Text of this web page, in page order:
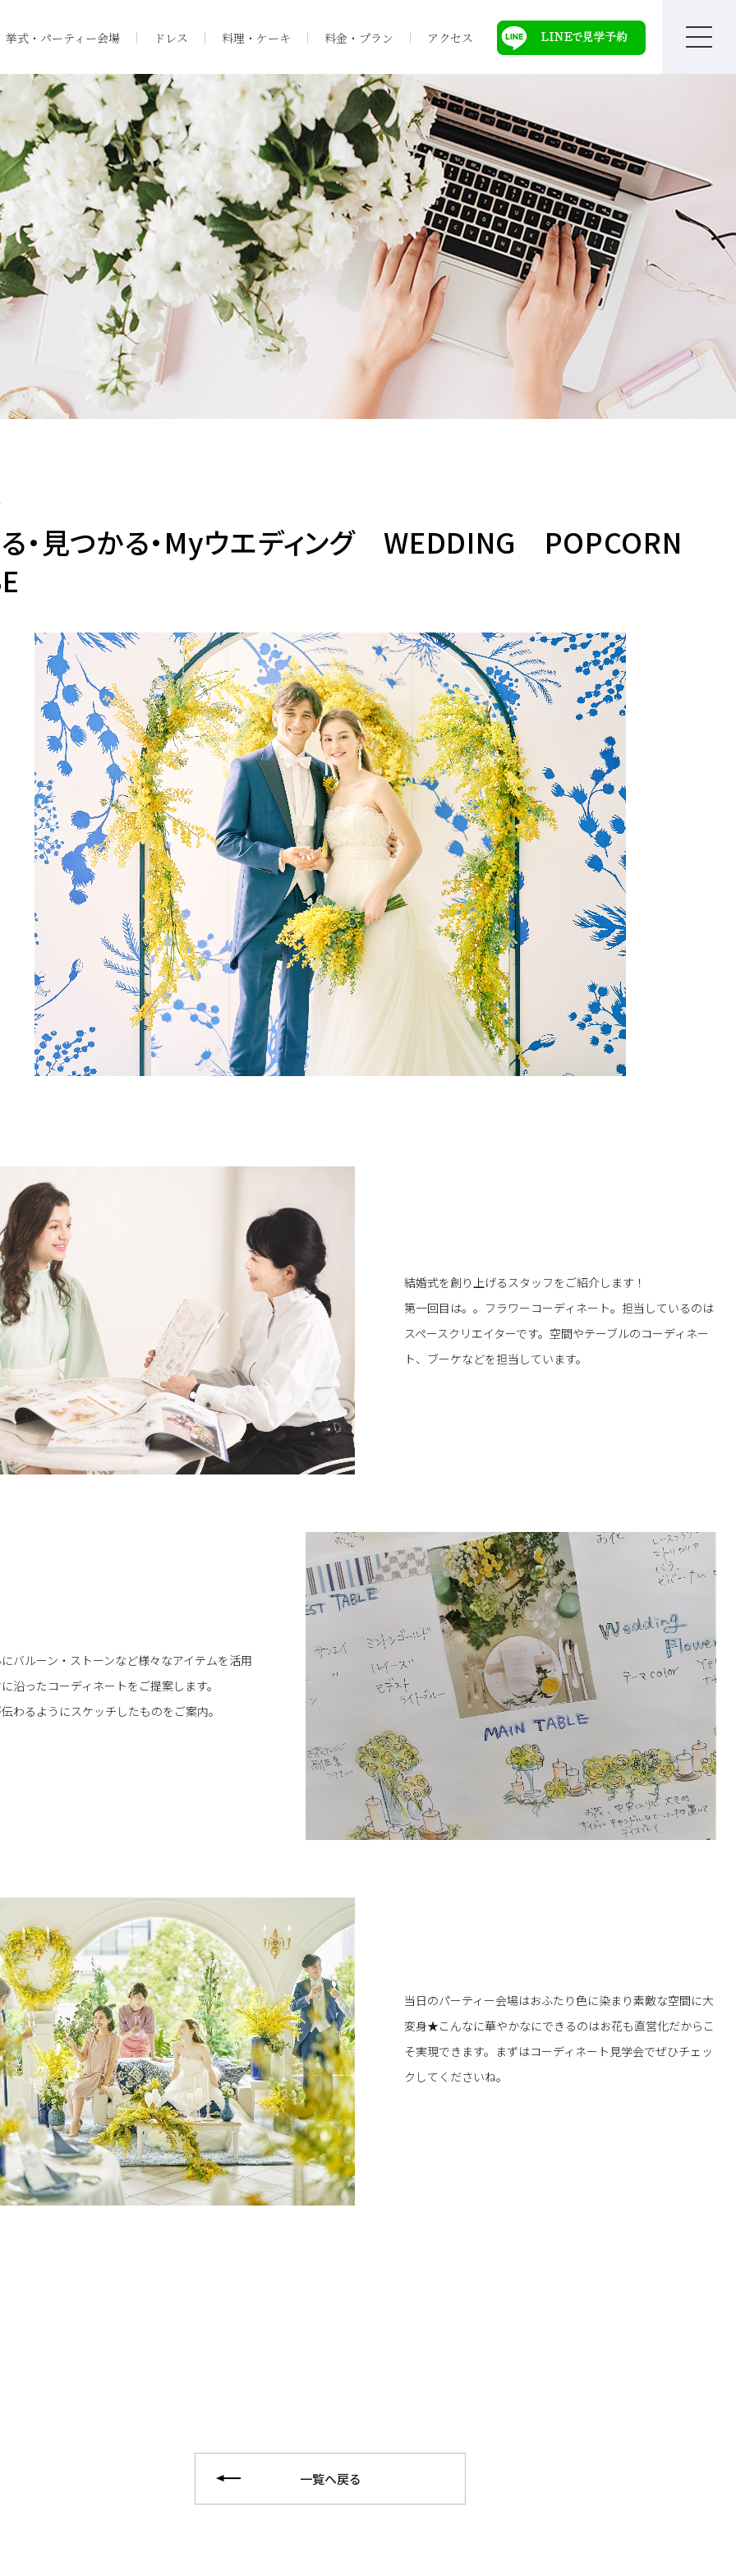
挙式・パーティー会場 ドレス 料理・ケーキ 料金・プラン アクセス
の魅力
会場
ェア
動画
料理・ケーキ
プロデューサーブログ
卒花さんの声
ニュース一覧
よくあるご質問
チャリティー活動について
サイトマップ
一緒に唯一無二の結婚式をプロデュ
ースしませんか？採用情報はこちら
・見つかる・Myウエディング WEDDING POPCORN
結婚式を創り上げるスタッフをご紹介します！
第一回目は。。フラワーコーディネート。担当しているのは
スペースクリエイターです。空間やテーブルのコーディネー
ト、ブーケなどを担当しています。
バルーン・ストーンなど様々なアイテムを活用
沿ったコーディネートをご提案します。
わるようにスケッチしたものをご案内。
当日のパーティー会場はおふたり色に染まり素敵な空間に大
変身★こんなに華やかなにできるのはお花も直営化だからこ
そ実現できます。まずはコーディネート見学会でぜひチェッ
クしてくださいね。
一覧へ戻る